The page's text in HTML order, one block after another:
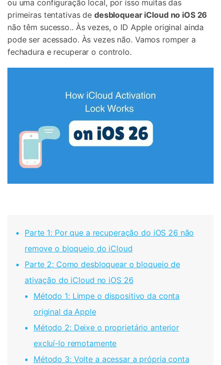
ou uma configuração local, por isso muitas das
primeiras tentativas de desbloquear iCloud no iOS 26
não têm sucesso.. Às vezes, o ID Apple original ainda
pode ser acessado. Às vezes não. Vamos romper a
fechadura e recuperar o controlo.
Parte 1: Por que a recuperação do iOS 26 não
remove o bloqueio do iCloud
Parte 2: Como desbloquear o bloqueio de
ativação do iCloud no iOS 26
Método 1: Limpe o dispositivo da conta
original da Apple
Método 2: Deixe o proprietário anterior
excluí-lo remotamente
Método 3: Volte a acessar a própria conta